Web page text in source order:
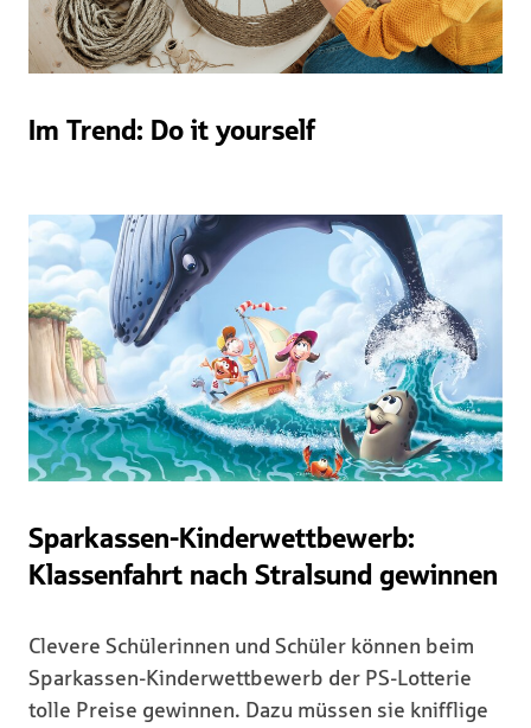
Im Trend: Do it yourself
Sparkassen-Kinderwettbewerb:
Klassenfahrt nach Stralsund gewinnen
Clevere Schülerinnen und Schüler können beim
Sparkassen-Kinderwettbewerb der PS-Lotterie
tolle Preise gewinnen. Dazu müssen sie knifflige